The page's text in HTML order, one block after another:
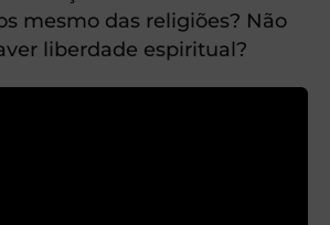
mesmo das religiões? Não
liberdade espiritual?